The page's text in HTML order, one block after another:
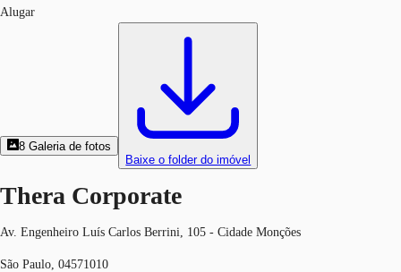
Alugar
8 Galeria de fotos
Baixe o folder do imóvel
Thera Corporate
Av. Engenheiro Luís Carlos Berrini, 105 - Cidade Monções
São Paulo, 04571010